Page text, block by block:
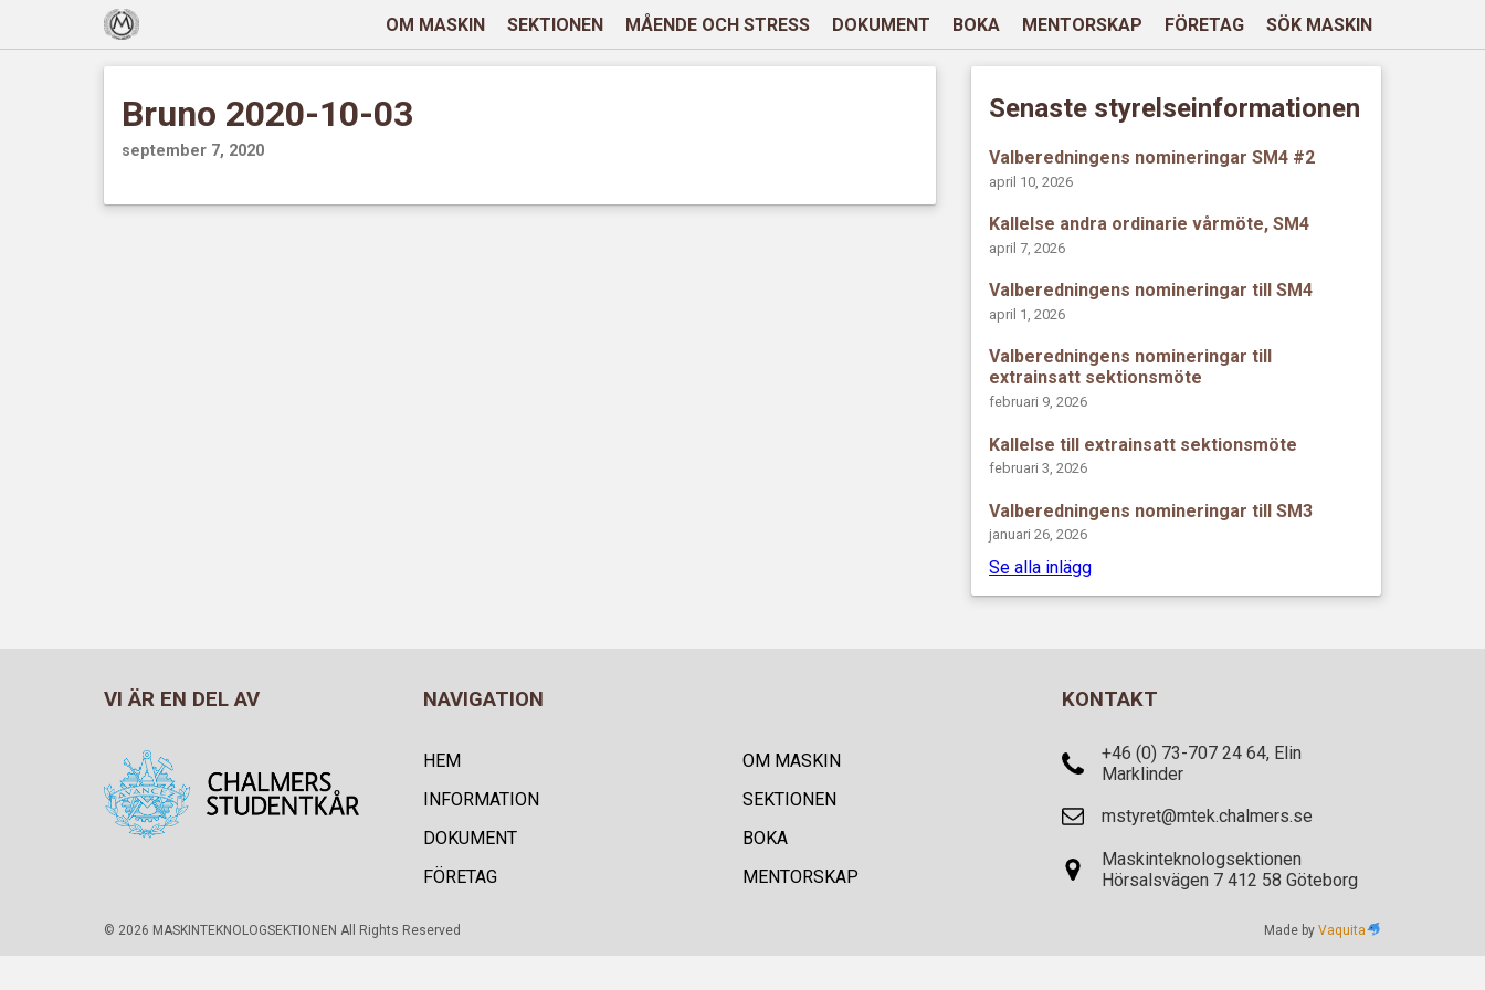
OM MASKIN SEKTIONEN MÅENDE OCH STRESS DOKUMENT BOKA MENTORSKAP FÖRETAG SÖK MASKIN
Bruno 2020-10-03
september 7, 2020
Senaste styrelseinformationen
Valberedningens nomineringar SM4 #2
april 10, 2026
Kallelse andra ordinarie vårmöte, SM4
april 7, 2026
Valberedningens nomineringar till SM4
april 1, 2026
Valberedningens nomineringar till
extrainsatt sektionsmöte
februari 9, 2026
Kallelse till extrainsatt sektionsmöte
februari 3, 2026
Valberedningens nomineringar till SM3
januari 26, 2026
Se alla inlägg
VI ÄR EN DEL AV NAVIGATION
HEM
OM MASKIN
INFORMATION
SEKTIONEN
DOKUMENT
BOKA
FÖRETAG
MENTORSKAP
KONTAKT
+46 (0) 73-707 24 64, Elin
Marklinder
mstyret@mtek.chalmers.se
Maskinteknologsektionen
Hörsalsvägen 7 412 58 Göteborg
© 2026 MASKINTEKNOLOGSEKTIONEN All Rights Reserved Made byVaquita